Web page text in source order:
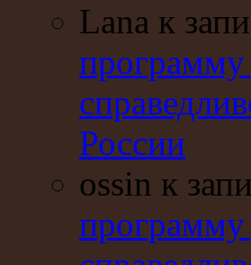
Lana к
России
ossin к